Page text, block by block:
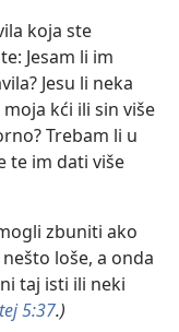
koja ste
Jesam li im
Jesu li neka
kći ili sin više
Trebam li u
te im dati više
zbuniti ako
loše, a onda
taj isti ili neki
5:37.)